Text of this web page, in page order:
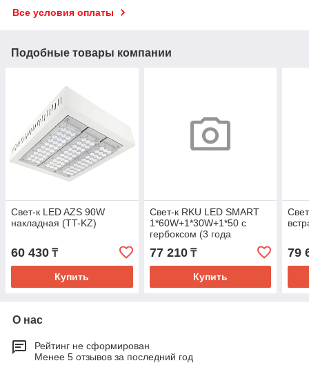
Все условия оплаты
Подобные товары компании
Свет-к LED AZS 90W
накладная (TT-KZ)
60 430 ₸
Купить
Свет-к RKU LED SMART
1*60W+1*30W+1*50 с
гербоксом (3 года
гарантия) 6000K IP65 MGL
(TS)1sht
77 210₸
Купить
79
О нас
Рейтинг не сформирован
Менее 5 отзывов за последний год